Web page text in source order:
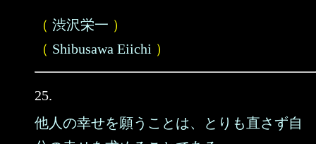
（ 渋沢栄一 ）
（ Shibusawa Eiichi ）
25.
他人の幸せを願うことは、とりも直さず自